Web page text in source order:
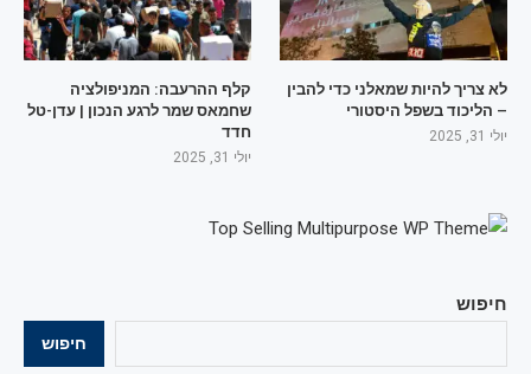
חיפוש
חיפוש
לא צריך להיות שמאלני כדי להבין
– הליכוד בשפל היסטורי
יולי 31, 2025
קלף ההרעבה: המניפולציה
שחמאס שמר לרגע הנכון | עדן-טל
חדד
יולי 31, 2025